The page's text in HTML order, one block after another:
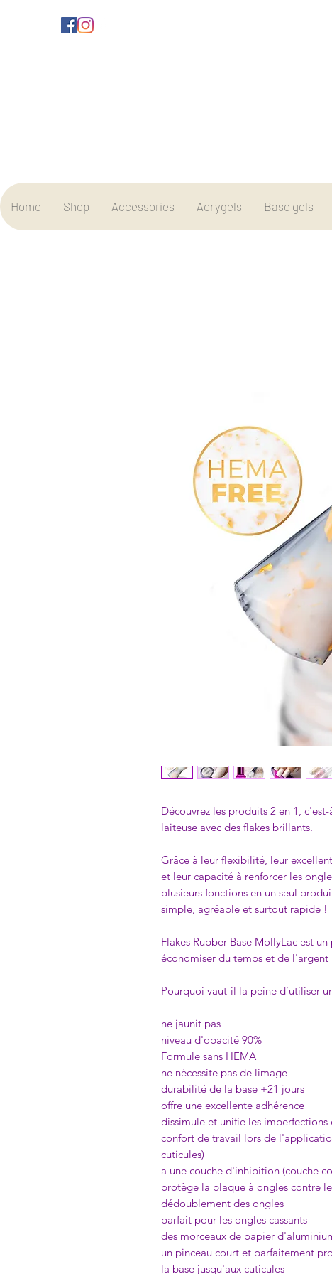
Home Shop Accessories Acrygels Base gels
Découvrez les produits 2 en 1,
laiteuse avec des flakes brillants.
Grâce à leur flexibilité, leur
et leur capacité à renforcer les
plusieurs fonctions en un seul
simple, agréable et surtout rapide !
Flakes Rubber Base MollyLac est
économiser du temps et de l'argent
Pourquoi vaut-il la peine d’utiliser
ne jaunit pas
niveau d'opacité 90%
Formule sans HEMA
ne nécessite pas de limage
durabilité de la base +21 jours
offre une excellente adhérence
dissimule et unifie les
confort de travail lors de
cuticules)
a une couche d'inhibition (couche
protège la plaque à ongles contre
dédoublement des ongles
parfait pour les ongles cassants
des morceaux de papier
un pinceau court et parfaitement
la base jusqu'aux cuticules